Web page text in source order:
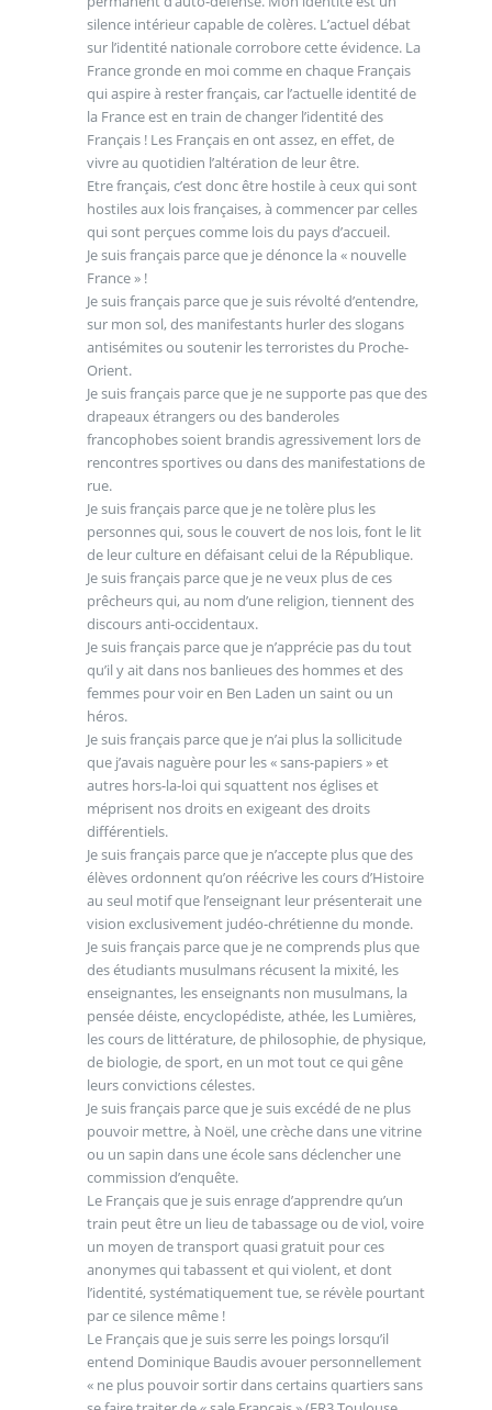
silence intérieur capable de colères. L’actuel débat
sur l’identité nationale corrobore cette évidence. La
France gronde en moi comme en chaque Français
qui aspire à rester français, car l’actuelle identité de
la France est en train de changer l’identité des
Français ! Les Français en ont assez, en effet, de
vivre au quotidien l’altération de leur être.
Etre français, c’est donc être hostile à ceux qui sont
hostiles aux lois françaises, à commencer par celles
qui sont perçues comme lois du pays d’accueil.
Je suis français parce que je dénonce la « nouvelle
France » !
Je suis français parce que je suis révolté d’entendre,
sur mon sol, des manifestants hurler des slogans
antisémites ou soutenir les terroristes du Proche-
Orient.
Je suis français parce que je ne supporte pas que des
drapeaux étrangers ou des banderoles
francophobes soient brandis agressivement lors de
rencontres sportives ou dans des manifestations de
rue.
Je suis français parce que je ne tolère plus les
personnes qui, sous le couvert de nos lois, font le lit
de leur culture en défaisant celui de la République.
Je suis français parce que je ne veux plus de ces
prêcheurs qui, au nom d’une religion, tiennent des
discours anti-occidentaux.
Je suis français parce que je n’apprécie pas du tout
qu’il y ait dans nos banlieues des hommes et des
femmes pour voir en Ben Laden un saint ou un
héros.
Je suis français parce que je n’ai plus la sollicitude
que j’avais naguère pour les « sans-papiers » et
autres hors-la-loi qui squattent nos églises et
méprisent nos droits en exigeant des droits
différentiels.
Je suis français parce que je n’accepte plus que des
élèves ordonnent qu’on réécrive les cours d’Histoire
au seul motif que l’enseignant leur présenterait une
vision exclusivement judéo-chrétienne du monde.
Je suis français parce que je ne comprends plus que
des étudiants musulmans récusent la mixité, les
enseignantes, les enseignants non musulmans, la
pensée déiste, encyclopédiste, athée, les Lumières,
les cours de littérature, de philosophie, de physique,
de biologie, de sport, en un mot tout ce qui gêne
leurs convictions célestes.
Je suis français parce que je suis excédé de ne plus
pouvoir mettre, à Noël, une crèche dans une vitrine
ou un sapin dans une école sans déclencher une
commission d’enquête.
Le Français que je suis enrage d’apprendre qu’un
train peut être un lieu de tabassage ou de viol, voire
un moyen de transport quasi gratuit pour ces
anonymes qui tabassent et qui violent, et dont
l’identité, systématiquement tue, se révèle pourtant
par ce silence même !
Le Français que je suis serre les poings lorsqu’il
entend Dominique Baudis avouer personnellement
« ne plus pouvoir sortir dans certains quartiers sans